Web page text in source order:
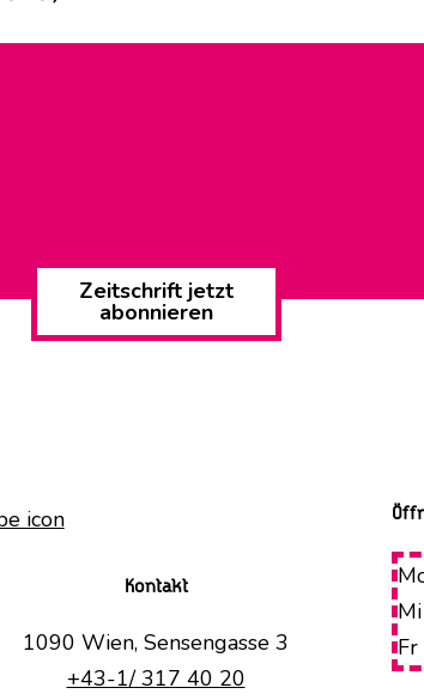
Zeitschrift jetzt
abonnieren
Kontakt
1090 Wien, Sensengasse 3
+43-1/ 317 40 20